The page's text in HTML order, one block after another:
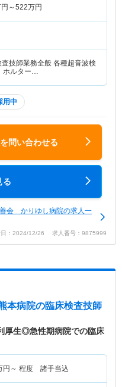
～522万円
査技師業務全般 各種超音波検
ホルター…
用中
問い合わせる
る
会 かりゆし病院の求人一
日：2024/12/26 求人番号：9875999
本病院の臨床検査技師
厚生◎急性期病院での臨床
円～ 程度 諸手当込